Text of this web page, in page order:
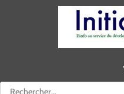
Rechercher :